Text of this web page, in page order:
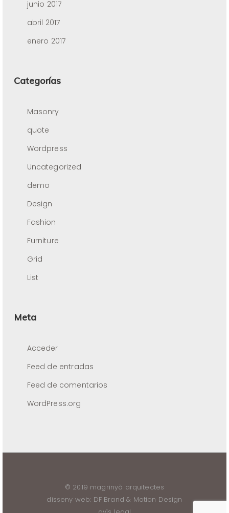
junio 2017
abril 2017
enero 2017
Categorías
Masonry
quote
Wordpress
Uncategorized
demo
Design
Fashion
Furniture
Grid
List
Meta
Acceder
Feed de entradas
Feed de comentarios
WordPress.org
© 2019 magrinyà arquitectes
disseny web: DF Brand & Motion Design